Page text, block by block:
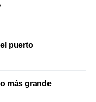
puerto
más grande